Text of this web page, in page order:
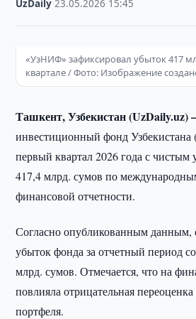
UzDaily ·23.05.2026 15:45
«УзНИФ» зафиксировал убыток 417
квартале / Фото: Изображение
Ташкент, Узбекистан
инвестиционный фонд
первый квартал 2026 года с чистым
417,4 млрд. сумов по
финансовой отчетности.
Согласно опубликованным
убыток фонда за отчетный период
млрд. сумов. Отмечается, что на
повлияла отрицательная
портфеля.